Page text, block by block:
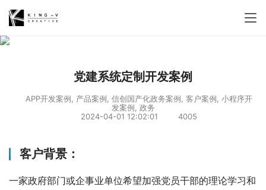
党建系统定制开发案例
APP开发案例 产品案例 信创国产化政务案例 客户案例 小程序开
发案例, 政务
2024-04-01 12:02:01
4005
客户背景：
一家政府部门或企事业单位希望加强党员干部的理论学习和